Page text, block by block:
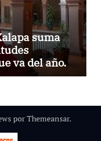
suma
va del año.
porThemeansar.